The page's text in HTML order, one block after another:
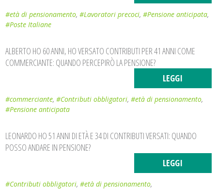
#età di pensionamento,#Lavoratori precoci,#Pensione anticipata,
#Poste Italiane
ALBERTO HO 60 ANNI, HO VERSATO CONTRIBUTI PER 41 ANNI COME
COMMERCIANTE: QUANDO PERCEPIRÒ LA PENSIONE?
LEGGI
#commerciante,#Contributi obbligatori,#età di pensionamento,
#Pensione anticipata
LEONARDO HO 51 ANNI DI ETÀ E 34 DI CONTRIBUTI VERSATI: QUANDO
POSSO ANDARE IN PENSIONE?
LEGGI
#Contributi obbligatori,#età di pensionamento,